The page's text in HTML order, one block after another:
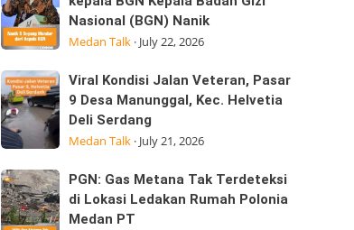
Aceh
Terasa
Hingga
di
Medan
Gempa
Deyang
Mundur
dari
kepala
BGN
Kepala
Badan
Gizi
Nasional
(BGN) Nanik
Nasional (BGN) Nanik
Medan Talk· July 22, 2026
Viral
Kondisi
Jalan
Veteran,
Pasar
9
Desa
Viral Kondisi Jalan Veteran, Pasar
9 Desa Manunggal, Kec. Helvetia
Deli Serdang
Medan Talk· July 21, 2026
PGN:
Gas
Metana
PGN: Gas Metana Tak Terdeteksi
di Lokasi Ledakan Rumah Polonia
Medan PT